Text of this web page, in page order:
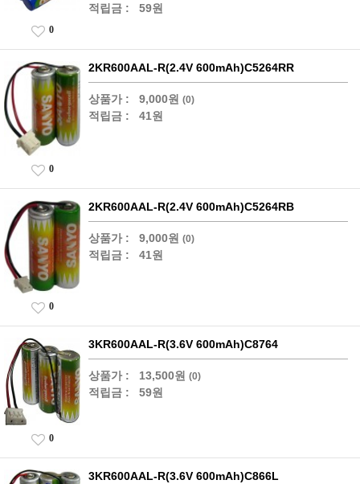
적립금 : 59원
0
2KR600AAL-R(2.4V 600mAh)C5264RR
상품가 : 9,000원 (0)
적립금 : 41원
0
2KR600AAL-R(2.4V 600mAh)C5264RB
상품가 : 9,000원 (0)
적립금 : 41원
0
3KR600AAL-R(3.6V 600mAh)C8764
상품가 : 13,500원 (0)
적립금 : 59원
0
3KR600AAL-R(3.6V 600mAh)C866L